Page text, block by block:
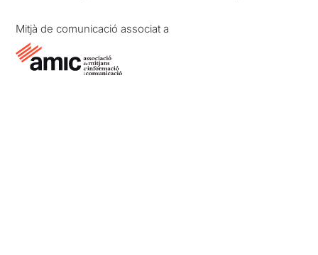
Mitjà de comunicació associat a